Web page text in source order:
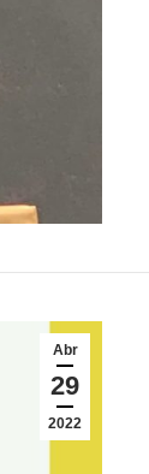
Abr
29
2022